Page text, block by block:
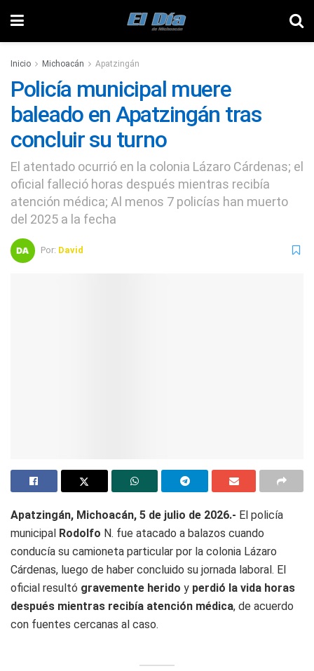
Inicio Michoacán Apatzingán
Policía municipal muere
baleado en Apatzingán tras
concluir su turno
El atentado ocurrió en la colonia Lázaro Cárdenas; el
oficial falleció horas después mientras recibía
atención médica; Al menos 7 policías han muerto
del 2025 a la fecha
Por: David
Apatzingán, Michoacán, 5 de julio de 2026.- El policía
municipal Rodolfo N. fue atacado a balazos cuando
conducía su camioneta particular por la colonia Lázaro
Cárdenas, luego de haber concluido su jornada laboral. El
oficial resultó gravemente herido y perdió la vida horas
después mientras recibía atención médica, de acuerdo
con fuentes cercanas al caso.